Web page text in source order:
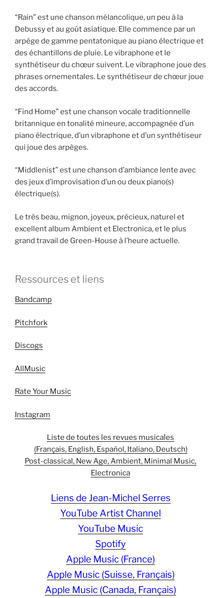
“Rain” est une chanson mélancolique, un peu à la
Debussy et au goût asiatique. Elle commence par un
arpège de gamme pentatonique au piano électrique et
des échantillons de pluie. Le vibraphone et le
synthétiseur du chœur suivent. Le vibraphone joue des
phrases ornementales. Le synthétiseur de chœur joue
des accords.
“Find Home” est une chanson vocale traditionnelle
britannique en tonalité mineure, accompagnée d’un
piano électrique, d’un vibraphone et d’un synthétiseur
qui joue des arpèges.
“Middlenist” est une chanson d’ambiance lente avec
des jeux d’improvisation d’un ou deux piano(s)
électrique(s).
Le très beau, mignon, joyeux, précieux, naturel et
excellent album Ambient et Electronica, et le plus
grand travail de Green-House à l’heure actuelle.
Ressources et liens
Bandcamp
Pitchfork
Discogs
AllMusic
Rate Your Music
Instagram
Liste de toutes les revues musicales
(Français, English, Español, Italiano, Deutsch)
Post-classical, New Age, Ambient, Minimal Music,
Electronica
Liens de Jean-Michel Serres
YouTube Artist Channel
YouTube Music
Spotify
Apple Music (France)
Apple Music (Suisse, Français)
Apple Music (Canada, Français)